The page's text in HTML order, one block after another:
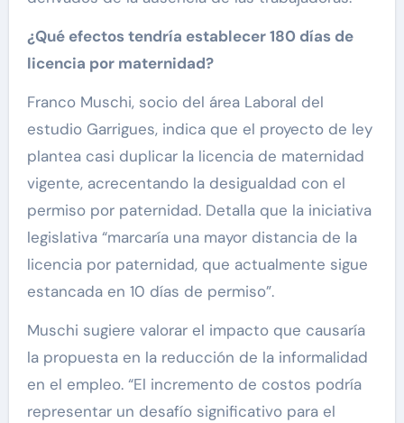
¿Qué efectos tendría establecer 180 días de
licencia por maternidad?
Franco Muschi, socio del área Laboral del
estudio Garrigues, indica que el proyecto de ley
plantea casi duplicar la licencia de maternidad
vigente, acrecentando la desigualdad con el
permiso por paternidad. Detalla que la iniciativa
legislativa “marcaría una mayor distancia de la
licencia por paternidad, que actualmente sigue
estancada en 10 días de permiso”.
Muschi sugiere valorar el impacto que causaría
la propuesta en la reducción de la informalidad
en el empleo. “El incremento de costos podría
representar un desafío significativo para el